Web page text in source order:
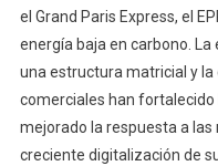
el Grand Paris Express, el
energía baja en carbono.
una estructura matricial y la
comerciales han
mejorado la respuesta a las
creciente digitalización de